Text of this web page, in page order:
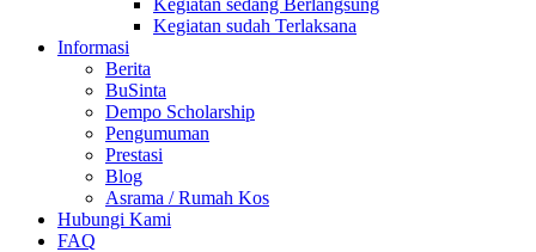
Kegiatan sedang Berlangsung
Kegiatan sudah Terlaksana
Informasi
Berita
BuSinta
Dempo Scholarship
Pengumuman
Prestasi
Blog
Asrama / Rumah Kos
Hubungi Kami
FAQ